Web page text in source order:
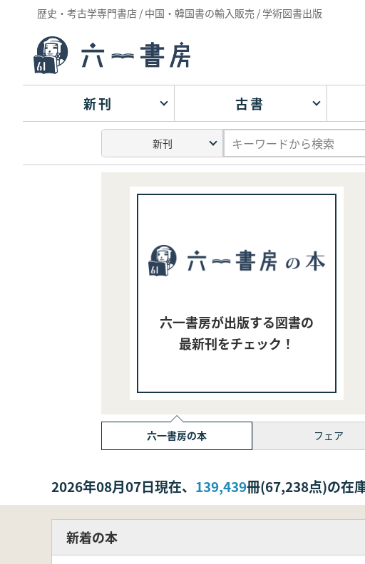
歴史・考古学専門書店 / 中国・韓国書の輸入販売 / 学術図書出版
新刊 古書
六一書房が出版する図書の
最新刊をチェック！
六一書房の本 フェア
2026年08月07日現在、 139,439冊(67,238点)の在
新着の本